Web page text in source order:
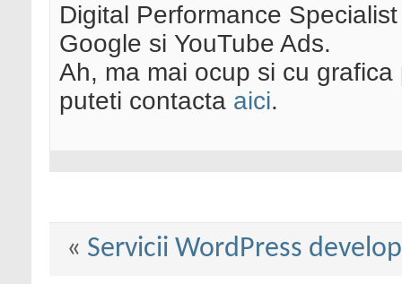
Digital Performance
Google si YouTube Ads.
Ah, ma mai ocup si cu
puteti contacta aici.
« Servicii WordPress